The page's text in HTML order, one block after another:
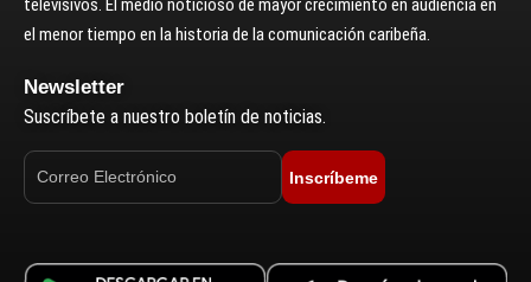
televisivos. El medio noticioso de mayor crecimiento en audiencia en
el menor tiempo en la historia de la comunicación caribeña.
Newsletter
Suscríbete a nuestro boletín de noticias.
Inscríbeme